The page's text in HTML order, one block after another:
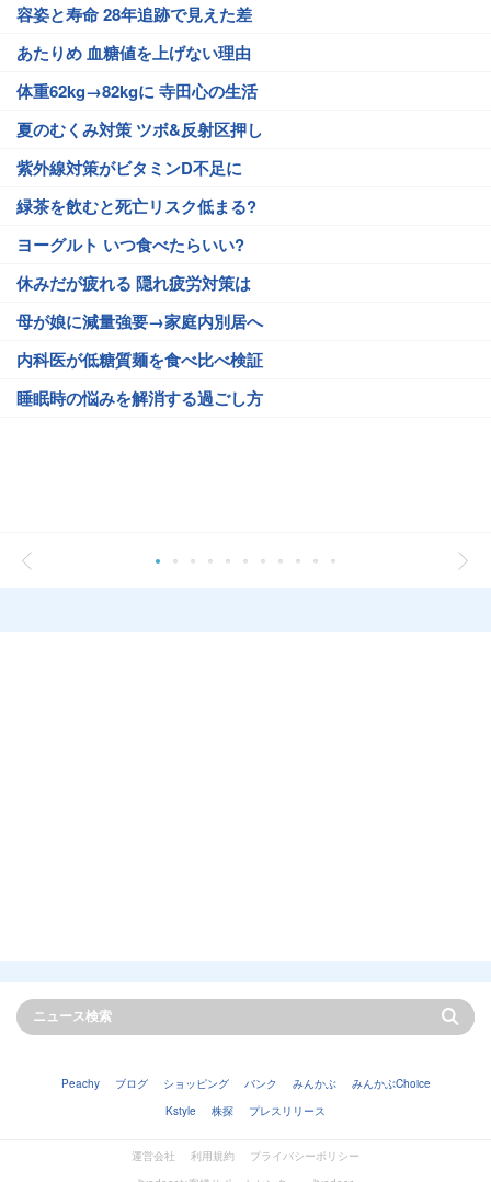
容姿と寿命 28年追跡で見えた差
あたりめ 血糖値を上げない理由
体重62kg→82kgに 寺田心の生活
夏のむくみ対策 ツボ&反射区押し
紫外線対策がビタミンD不足に
緑茶を飲むと死亡リスク低まる?
ヨーグルト いつ食べたらいい?
休みだが疲れる 隠れ疲労対策は
母が娘に減量強要→家庭内別居へ
内科医が低糖質麺を食べ比べ検証
睡眠時の悩みを解消する過ごし方
Peachy ブログ ショッピング バンク みんかぶ
みんかぶChoice
Kstyle
株探 プレスリリース
運営会社 利用規約
プライバシーポリシー